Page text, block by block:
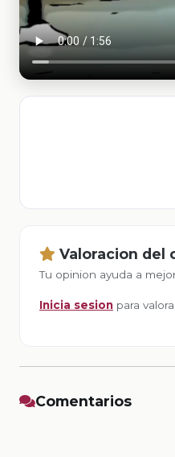
Valoracion del
Tu opinion ayuda a
Inicia sesion para
Comentarios